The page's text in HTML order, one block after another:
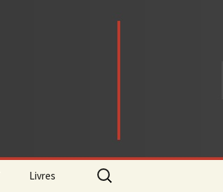
Livres
Rechercher :